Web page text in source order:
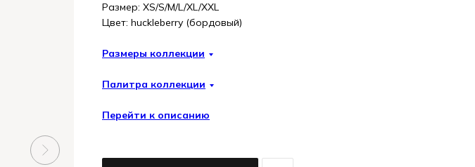
Размер: XS/S/M/L/XL/XXL
Цвет: huckleberry (бордовый)
Размеры коллекции
Палитра коллекции
Перейти к описанию